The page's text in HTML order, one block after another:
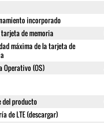
incorporado
de memoria
máxima de la tarjeta de
Operativo (OS)
del producto
de LTE (descargar)